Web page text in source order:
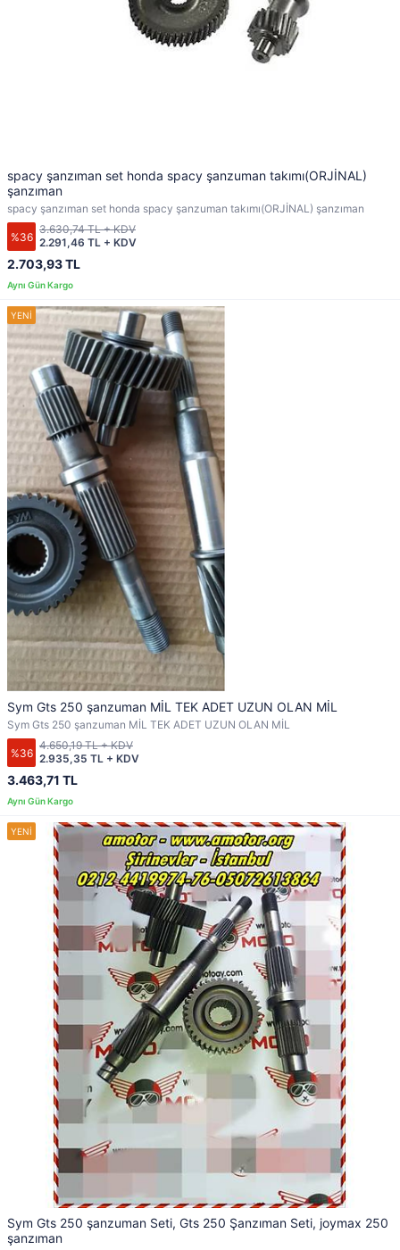
spacy şanzıman set honda spacy şanzuman takımı(ORJİNAL)
şanzıman
spacy şanzıman set honda spacy şanzuman takımı(ORJİNAL) şanzıman
%36
2.703,93 TL
2.291,46 TL + KDV
3.630,74 TL + KDV
Sym Gts 250 şanzuman MİL TEK ADET UZUN OLAN MİL
Sym Gts 250 şanzuman MİL TEK ADET UZUN OLAN MİL
%36
3.463,71 TL
2.935,35 TL + KDV
4.650,19 TL + KDV
Sym Gts 250 şanzuman Seti, Gts 250 Şanzıman Seti, joymax 250
şanzıman